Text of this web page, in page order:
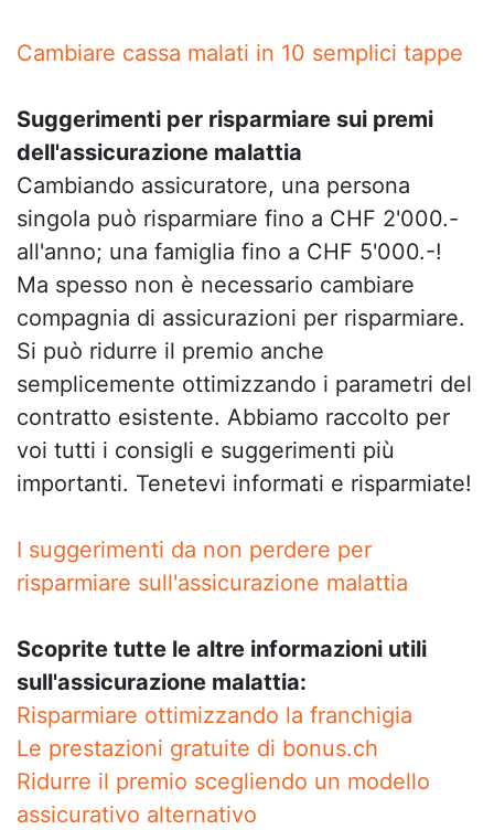
Cambiare cassa malati in 10 semplici tappe
Suggerimenti per risparmiare sui premi
dell'assicurazione malattia
Cambiando assicuratore, una persona
singola può risparmiare fino a CHF 2'000.-
all'anno; una famiglia fino a CHF 5'000.-!
Ma spesso non è necessario cambiare
compagnia di assicurazioni per risparmiare.
Si può ridurre il premio anche
semplicemente ottimizzando i parametri del
contratto esistente. Abbiamo raccolto per
voi tutti i consigli e suggerimenti più
importanti. Tenetevi informati e risparmiate!
I suggerimenti da non perdere per
risparmiare sull'assicurazione malattia
Scoprite tutte le altre informazioni utili
sull'assicurazione malattia:
Risparmiare ottimizzando la franchigia
Le prestazioni gratuite di bonus.ch
Ridurre il premio scegliendo un modello
assicurativo alternativo